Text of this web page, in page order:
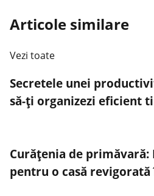
Articole similare
Vezi toate
Secretele unei
să-ți organizezi eficient
Curățenia de
pentru o casă